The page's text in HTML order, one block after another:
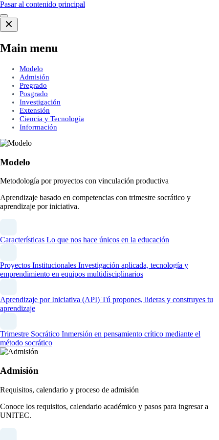
Pasar al contenido principal
Main menu
Modelo
Admisión
Pregrado
Posgrado
Investigación
Extensión
Ciencia y Tecnología
Información
Modelo
Metodología por proyectos con vinculación productiva
Aprendizaje basado en competencias con trimestre socrático y
aprendizaje por iniciativa.
Características Lo que nos hace únicos en la educación
Proyectos Institucionales Investigación aplicada, tecnología y
emprendimiento en equipos multidisciplinarios
Aprendizaje por Iniciativa (API) Tú propones, lideras y construyes tu
aprendizaje
Trimestre Socrático Inmersión en pensamiento crítico mediante el
método socrático
Admisión
Requisitos, calendario y proceso de admisión
Conoce los requisitos, calendario académico y pasos para ingresar a
UNITEC.